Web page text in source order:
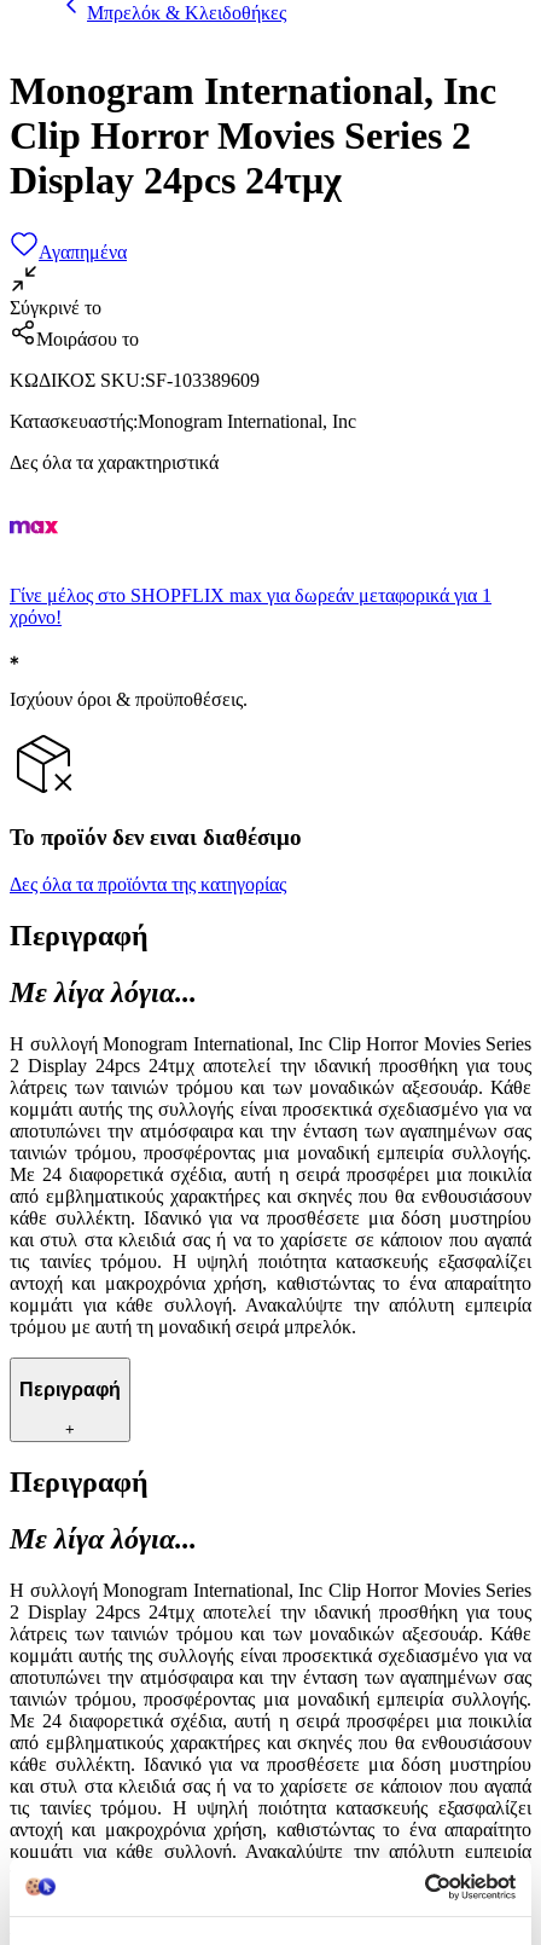
Μπρελόκ & Κλειδοθήκες
Monogram International, Inc
Clip Horror Movies Series 2
Display 24pcs 24τμχ
Αγαπημένα
Σύγκρινέ το
Μοιράσου το
ΚΩΔΙΚΟΣ SKU:SF-103389609
Κατασκευαστής:Monogram International, Inc
Δες όλα τα χαρακτηριστικά
Γίνε μέλος στο SHOPFLIX max για δωρεάν μεταφορικά για 1
χρόνο!
Ισχύουν όροι & προϋποθέσεις.
Το προϊόν δεν ειναι διαθέσιμο
Δες όλα τα προϊόντα της κατηγορίας
Περιγραφή
Με λίγα λόγια...
Η συλλογή Monogram International, Inc Clip Horror Movies Series
2 Display 24pcs 24τμχ αποτελεί την ιδανική προσθήκη για τους
λάτρεις των ταινιών τρόμου και των μοναδικών αξεσουάρ. Κάθε
κομμάτι αυτής της συλλογής είναι προσεκτικά σχεδιασμένο για να
αποτυπώνει την ατμόσφαιρα και την ένταση των αγαπημένων σας
ταινιών τρόμου, προσφέροντας μια μοναδική εμπειρία συλλογής.
Με 24 διαφορετικά σχέδια, αυτή η σειρά προσφέρει μια ποικιλία
από εμβληματικούς χαρακτήρες και σκηνές που θα ενθουσιάσουν
κάθε συλλέκτη. Ιδανικό για να προσθέσετε μια δόση μυστηρίου
και στυλ στα κλειδιά σας ή να το χαρίσετε σε κάποιον που αγαπά
τις ταινίες τρόμου. Η υψηλή ποιότητα κατασκευής εξασφαλίζει
αντοχή και μακροχρόνια χρήση, καθιστώντας το ένα απαραίτητο
κομμάτι για κάθε συλλογή. Ανακαλύψτε την απόλυτη εμπειρία
τρόμου με αυτή τη μοναδική σειρά μπρελόκ.
Περιγραφή
+
Περιγραφή
Με λίγα λόγια...
Η συλλογή Monogram International, Inc Clip Horror Movies Series
2 Display 24pcs 24τμχ αποτελεί την ιδανική προσθήκη για τους
λάτρεις των ταινιών τρόμου και των μοναδικών αξεσουάρ. Κάθε
κομμάτι αυτής της συλλογής είναι προσεκτικά σχεδιασμένο για να
αποτυπώνει την ατμόσφαιρα και την ένταση των αγαπημένων σας
ταινιών τρόμου, προσφέροντας μια μοναδική εμπειρία συλλογής.
Με 24 διαφορετικά σχέδια, αυτή η σειρά προσφέρει μια ποικιλία
από εμβληματικούς χαρακτήρες και σκηνές που θα ενθουσιάσουν
κάθε συλλέκτη. Ιδανικό για να προσθέσετε μια δόση μυστηρίου
και στυλ στα κλειδιά σας ή να το χαρίσετε σε κάποιον που αγαπά
τις ταινίες τρόμου. Η υψηλή ποιότητα κατασκευής εξασφαλίζει
αντοχή και μακροχρόνια χρήση, καθιστώντας το ένα απαραίτητο
κομμάτι για κάθε συλλογή. Ανακαλύψτε την απόλυτη εμπειρία
τρόμου με αυτή τη μοναδική σειρά μπρελόκ.
Χαρακτηριστικά